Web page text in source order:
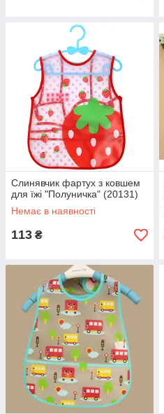
Слинявчик фартух з ковшем
для їжі "Полуничка" (20131)
Немає в наявності
113 ₴